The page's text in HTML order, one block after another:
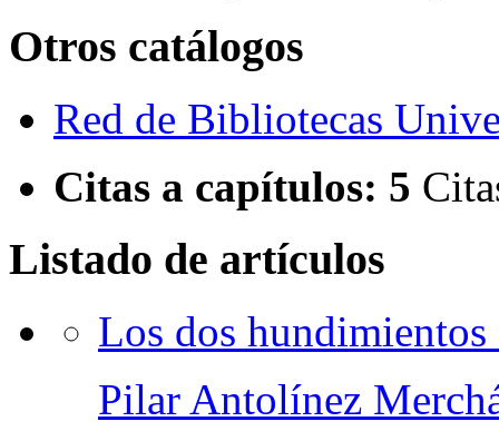
Otros catálogos
Red de Bibliotecas
Citas a capítulos: 5
Listado de artículos
Los dos hundimientos
Pilar Antolínez